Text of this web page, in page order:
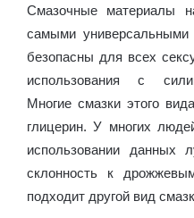
Смазочные материалы
самыми
безопасны для всех
использования с
Многие смазки этого
глицерин. У многих
использовании данных
склонность к
подходит другой вид